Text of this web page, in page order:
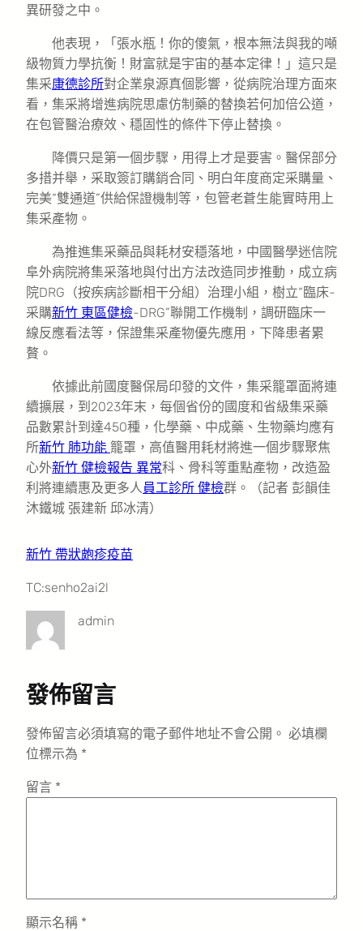
異研發之中。
他表現，「張水瓶！你的傻氣，根本無法與我的噸
級物質力學抗衡！財富就是宇宙的基本定律！」這只是
集采康德診所對企業泉源真個影響，從病院治理方面來
看，集采將增進病院思慮仿制藥的替換若何加倍公道，
在包管醫治療效、穩固性的條件下停止替換。
降價只是第一個步驟，用得上才是要害。醫保部分
多措并舉，采取簽訂購銷合同、明白年度商定采購量、
完美“雙通道”供給保證機制等，包管老蒼生能實時用上
集采產物。
為推進集采藥品與耗材安穩落地，中國醫學迷信院
阜外病院將集采落地與付出方法改造同步推動，成立病
院DRG（按疾病診斷相干分組）治理小組，樹立“臨床-
采購新竹 東區健檢-DRG”聯開工作機制，調研臨床一
線反應看法等，保證集采產物優先應用，下降患者累
贅。
依據此前國度醫保局印發的文件，集采籠罩面將連
續擴展，到2023年末，每個省份的國度和省級集采藥
品數累計到達450種，化學藥、中成藥、生物藥均應有
所新竹 肺功能 籠罩，高值醫用耗材將進一個步驟聚焦
心外新竹 健檢報告 異常科、骨科等重點產物，改造盈
利將連續惠及更多人員工診所 健檢群。
（記者 彭韻佳
沐鐵城 張建新 邱冰清）
新竹 帶狀皰疹疫苗
TC:senho2ai2l
admin
發佈留言
發佈留言必須填寫的電子郵件地址不會公開。 必填欄
位標示為 *
留言 *
顯示名稱 *